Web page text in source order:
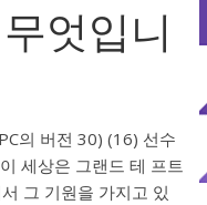
엇입니
의 버전 30) (16) 선수
세상은 그랜드 테 프트
그 기원을 가지고 있